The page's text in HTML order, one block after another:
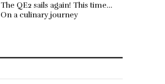
The QE2 sails again! This time…
On a culinary journey